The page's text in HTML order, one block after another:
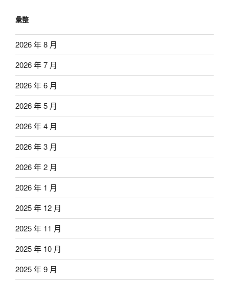
彙整
2026 年 8 月
2026 年 7 月
2026 年 6 月
2026 年 5 月
2026 年 4 月
2026 年 3 月
2026 年 2 月
2026 年 1 月
2025 年 12 月
2025 年 11 月
2025 年 10 月
2025 年 9 月